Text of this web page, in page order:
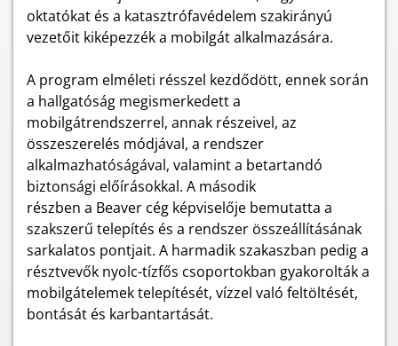
oktatókat és a katasztrófavédelem szakirányú
vezetőit kiképezzék a mobilgát alkalmazására.
A program elméleti résszel kezdődött, ennek során
a hallgatóság megismerkedett a
mobilgátrendszerrel, annak részeivel, az
összeszerelés módjával, a rendszer
alkalmazhatóságával, valamint a betartandó
biztonsági előírásokkal. A második
részben a Beaver cég képviselője bemutatta a
szakszerű telepítés és a rendszer összeállításának
sarkalatos pontjait. A harmadik szakaszban pedig a
résztvevők nyolc-tízfős csoportokban gyakorolták a
mobilgátelemek telepítését, vízzel való feltöltését,
bontását és karbantartását.